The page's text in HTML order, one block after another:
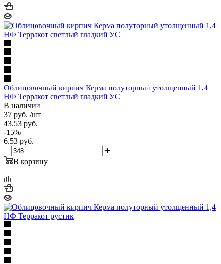
Облицовочный кирпич Керма полуторный утолщенный 1,4
НФ Терракот светлый гладкий УС
В наличии
37 руб. /шт
43.53 руб.
-15%
6.53 руб.
В корзину